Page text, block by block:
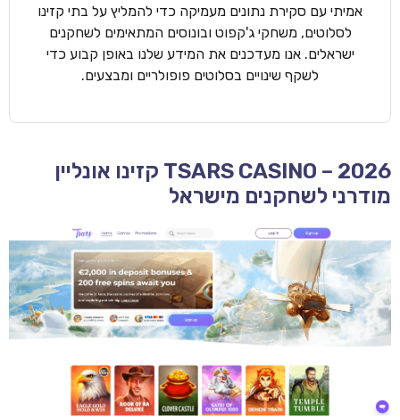
אמיתי עם סקירת נתונים מעמיקה כדי להמליץ על בתי קזינו
לסלוטים, משחקי ג'קפוט ובונוסים המתאימים לשחקנים
ישראלים. אנו מעדכנים את המידע שלנו באופן קבוע כדי
לשקף שינויים בסלוטים פופולריים ומבצעים.
TSARS CASINO – 2026 קזינו אונליין
מודרני לשחקנים מישראל